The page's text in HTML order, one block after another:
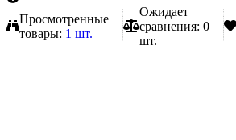
Просмотренные
товары: 1 шт.
Ожидает
сравнения: 0
шт.